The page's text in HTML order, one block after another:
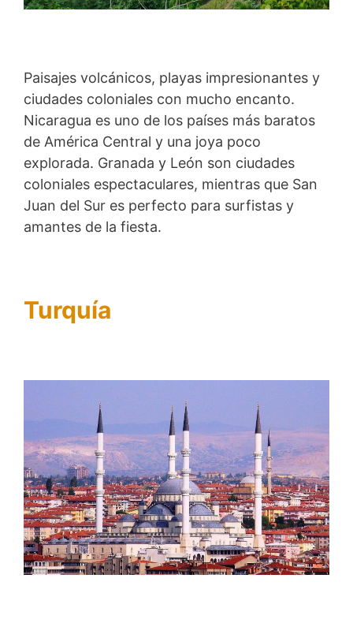
Paisajes volcánicos, playas impresionantes y
ciudades coloniales con mucho encanto.
Nicaragua es uno de los países más baratos
de América Central y una joya poco
explorada. Granada y León son ciudades
coloniales espectaculares, mientras que San
Juan del Sur es perfecto para surfistas y
amantes de la fiesta.
Turquía